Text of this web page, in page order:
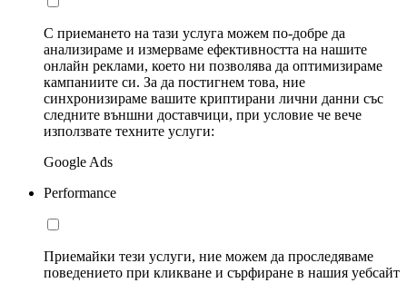
С приемането на тази услуга можем по-добре да
анализираме и измерваме ефективността на нашите
онлайн реклами, което ни позволява да оптимизираме
кампаниите си. За да постигнем това, ние
синхронизираме вашите криптирани лични данни със
следните външни доставчици, при условие че вече
използвате техните услуги:
Google Ads
Performance
Приемайки тези услуги, ние можем да проследяваме
поведението при кликване и сърфиране в нашия уебсайт